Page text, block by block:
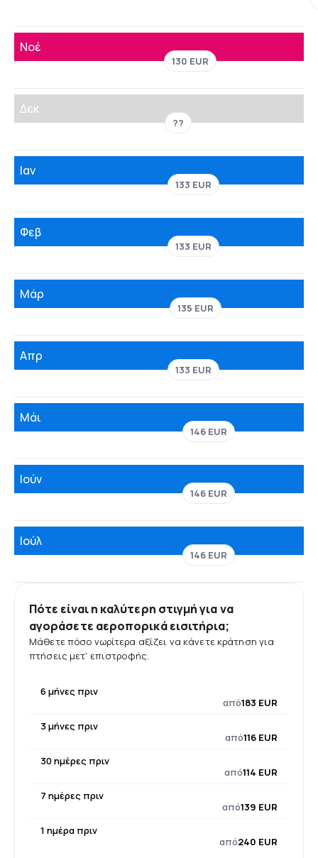
Νοέ
130 EUR
Δεκ
??
Ιαν
133 EUR
Φεβ
133 EUR
Μάρ
135 EUR
Απρ
133 EUR
Μάι
146 EUR
Ιούν
146 EUR
Ιούλ
146 EUR
Πότε είναι η καλύτερη στιγμή για να
αγοράσετε αεροπορικά εισιτήρια;
Μάθετε πόσο νωρίτερα αξίζει να κάνετε κράτηση για
πτήσεις μετ' επιστροφής.
6 μήνες πριν
από183 EUR
3 μήνες πριν
από116 EUR
30 ημέρες πριν
από114 EUR
7 ημέρες πριν
από139 EUR
1 ημέρα πριν
από240 EUR